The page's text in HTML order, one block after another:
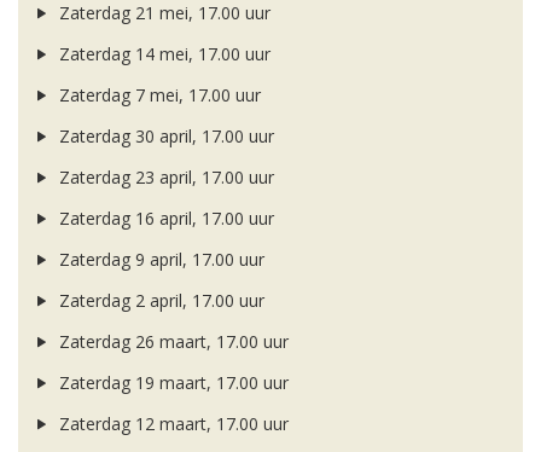
Zaterdag 21 mei, 17.00 uur
Zaterdag 14 mei, 17.00 uur
Zaterdag 7 mei, 17.00 uur
Zaterdag 30 april, 17.00 uur
Zaterdag 23 april, 17.00 uur
Zaterdag 16 april, 17.00 uur
Zaterdag 9 april, 17.00 uur
Zaterdag 2 april, 17.00 uur
Zaterdag 26 maart, 17.00 uur
Zaterdag 19 maart, 17.00 uur
Zaterdag 12 maart, 17.00 uur